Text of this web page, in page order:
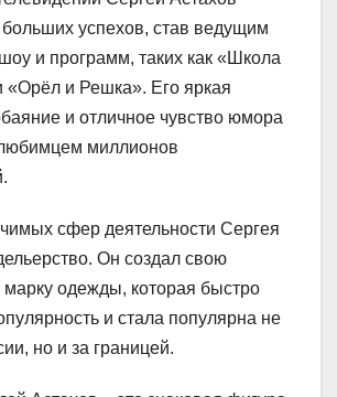
больших успехов, став ведущим
и программ, таких как «Школа
«Орёл и Решка». Его яркая
и отличное чувство юмора
миллионов
сфер деятельности Сергея
Он создал свою
марку одежды, которая быстро
и стала популярна не
но и за границей.